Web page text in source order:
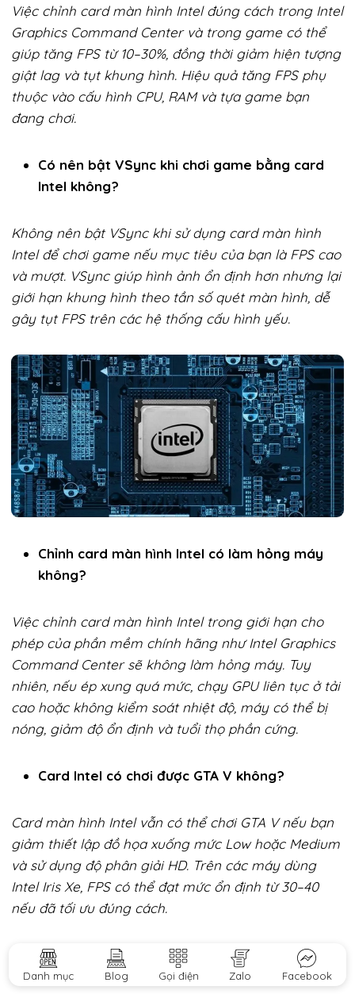
Việc chỉnh card màn hình Intel đúng cách trong Intel
Graphics Command Center và trong game có thể
giúp tăng FPS từ 10–30%, đồng thời giảm hiện tượng
giật lag và tụt khung hình. Hiệu quả tăng FPS phụ
thuộc vào cấu hình CPU, RAM và tựa game bạn
đang chơi.
Có nên bật VSync khi chơi game bằng card
Intel không?
Không nên bật VSync khi sử dụng card màn hình
Intel để chơi game nếu mục tiêu của bạn là FPS cao
và mượt. VSync giúp hình ảnh ổn định hơn nhưng lại
giới hạn khung hình theo tần số quét màn hình, dễ
gây tụt FPS trên các hệ thống cấu hình yếu.
Chỉnh card màn hình Intel có làm hỏng máy
không?
Việc chỉnh card màn hình Intel trong giới hạn cho
phép của phần mềm chính hãng như Intel Graphics
Command Center sẽ không làm hỏng máy. Tuy
nhiên, nếu ép xung quá mức, chạy GPU liên tục ở tải
cao hoặc không kiểm soát nhiệt độ, máy có thể bị
nóng, giảm độ ổn định và tuổi thọ phần cứng.
Card Intel có chơi được GTA V không?
Card màn hình Intel vẫn có thể chơi GTA V nếu bạn
giảm thiết lập đồ họa xuống mức Low hoặc Medium
và sử dụng độ phân giải HD. Trên các máy dùng
Intel Iris Xe, FPS có thể đạt mức ổn định từ 30–40
nếu đã tối ưu đúng cách.
Khi nào nên nâng cấp card đồ họa rời thay vì
chỉnh card Intel?
Danh mục Blog Gọi điện Zalo Facebook